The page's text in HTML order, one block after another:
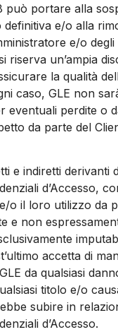
può portare alla
e/o alla
e/o
riserva un’ampia
la qualità
caso, GLE non
eventuali perdite o
da parte del
e indiretti derivanti
d’Accesso,
o il loro utilizzo da
e non
accetta di
da qualsiasi
titolo e/o
subire in
d’Accesso.